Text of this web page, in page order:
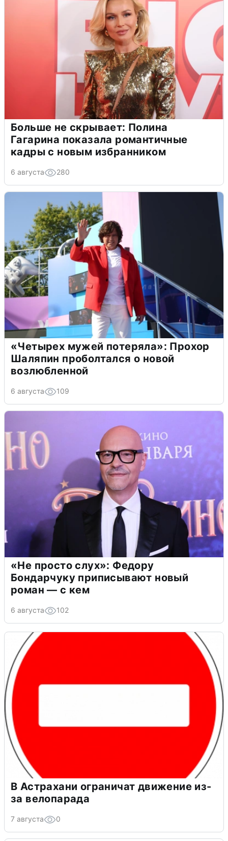
Больше не скрывает: Полина
Гагарина показала романтичные
кадры с новым избранником
6 августа 280
«Четырех мужей потеряла»: Прохор
Шаляпин проболтался о новой
возлюбленной
6 августа 109
«Не просто слух»: Федору
Бондарчуку приписывают новый
роман — с кем
6 августа 102
В Астрахани ограничат движение из-
за велопарада
7 августа 0